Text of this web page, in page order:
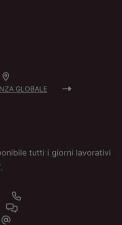
GLOBALE
tutti i giorni lavorativi